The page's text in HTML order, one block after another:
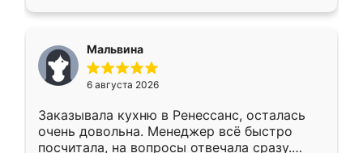
меньше, здесь же он более разнообразный.
Мне нравится ,если что-то потребуется из
мебели буду заказывать только здесь.
Мальвина
6 августа 2026
Заказывала кухню в Ренессанс, осталась
очень довольна. Менеджер всё быстро
посчитала, на вопросы отвечала сразу.